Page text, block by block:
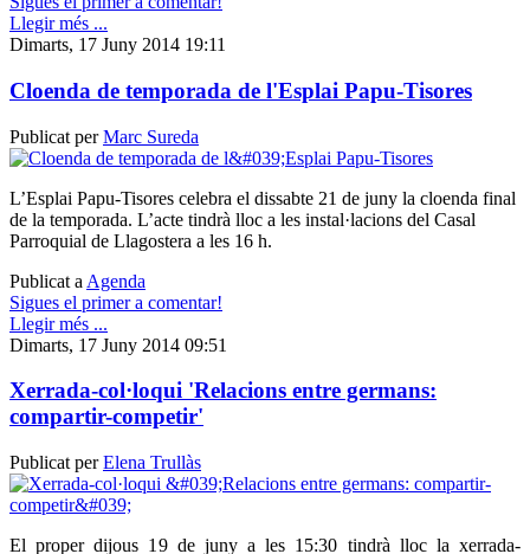
Llegir més ...
Dimarts, 17 Juny 2014 19:11
Cloenda de temporada de l'Esplai Papu-Tisores
Publicat perMarc Sureda
L’Esplai Papu-Tisores celebra el dissabte 21 de juny la cloenda final
de la temporada. L’acte tindrà lloc a les instal·lacions del Casal
Parroquial de Llagostera a les 16 h.
Publicat a Agenda
Sigues el primer a comentar!
Llegir més ...
Dimarts, 17 Juny 2014 09:51
Xerrada-col·loqui 'Relacions entre germans:
compartir-competir'
Publicat perElena Trullàs
El proper dijous 19 de juny a les 15:30 tindrà lloc la xerrada-